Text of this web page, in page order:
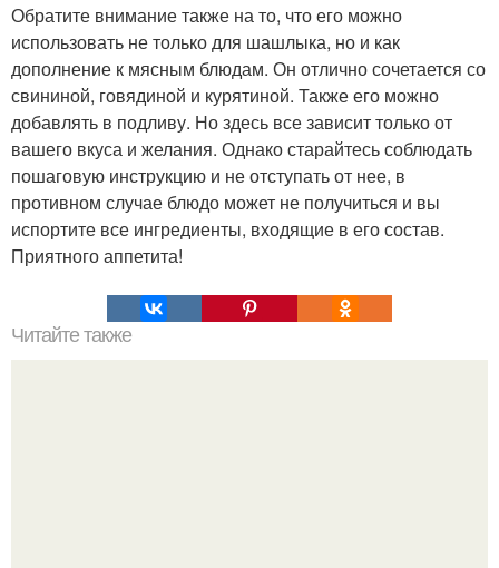
Обратите внимание также на то, что его можно
использовать не только для шашлыка, но и как
дополнение к мясным блюдам. Он отлично сочетается со
свининой, говядиной и курятиной. Также его можно
добавлять в подливу. Но здесь все зависит только от
вашего вкуса и желания. Однако старайтесь соблюдать
пошаговую инструкцию и не отступать от нее, в
противном случае блюдо может не получиться и вы
испортите все ингредиенты, входящие в его состав.
Приятного аппетита!
Читайте также